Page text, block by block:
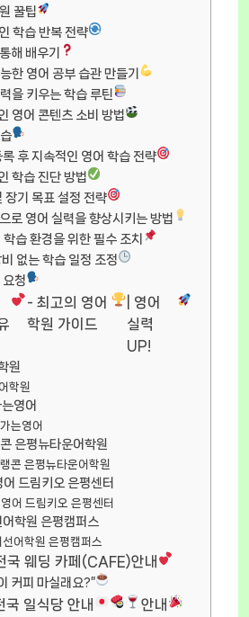
꿀팁
학습 반복 전략
해 배우기
한 영어 공부 습관 만들기
을 키우는 학습 루틴
영어 콘텐츠 소비 방법
후 지속적인 영어 학습 전략
학습 진단 방법
장기 목표 설정 전략
로 영어 실력을 향상시키는 방법
습 환경을 위한 필수 조치
없는 학습 일정 조정
청
- 최고의 영어
학원 가이드
| 영어
실력
UP!
원
학원
영어
는영어
은평뉴타운어학원
콘 은평뉴타운어학원
드림키오 은평센터
어 드림키오 은평센터
학원 은평캠퍼스
어학원 은평캠퍼스
국 웨딩 카페(CAFE)안내
커피 마실래요?”
국 일식당 안내
안내